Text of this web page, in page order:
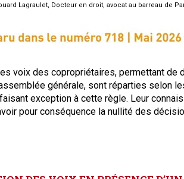
Lagraulet, Docteur en droit, avocat au barreau de
voix des copropriétaires, permettant de
générale, sont réparties selon
exception à cette règle. Leur
pour conséquence la nullité des